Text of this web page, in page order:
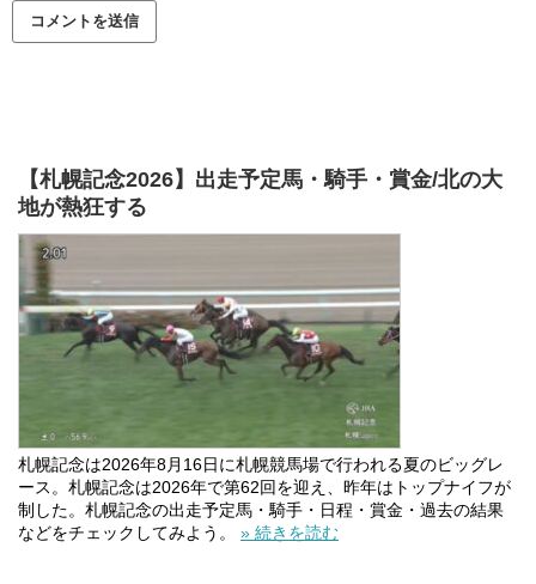
【札幌記念2026】出走予定馬・騎手・賞金/北の大
地が熱狂する
札幌記念は2026年8月16日に札幌競馬場で行われる夏のビッグレ
ース。札幌記念は2026年で第62回を迎え、昨年はトップナイフが
制した。札幌記念の出走予定馬・騎手・日程・賞金・過去の結果
などをチェックしてみよう。 » 続きを読む